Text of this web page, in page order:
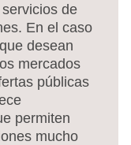
de
En el caso
desean
mercados
públicas
permiten
mucho